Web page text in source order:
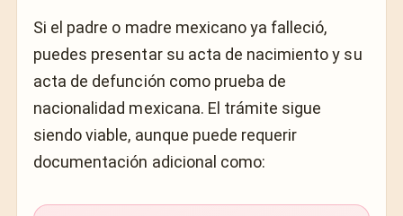
Si el padre o madre mexicano ya falleció,
puedes presentar su acta de nacimiento y su
acta de defunción como prueba de
nacionalidad mexicana. El trámite sigue
siendo viable, aunque puede requerir
documentación adicional como: